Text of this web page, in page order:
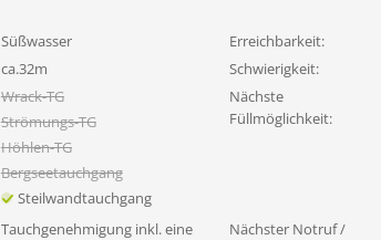
Süßwasser Erreichbarkeit:
ca.32m Schwierigkeit:
Wrack-TG
Strömungs-TG
Höhlen-TG
Bergseetauchgang
Steilwandtauchgang
Nächste
Füllmöglichkeit:
Tauchgenehmigung inkl. eine
Nächster Notruf /